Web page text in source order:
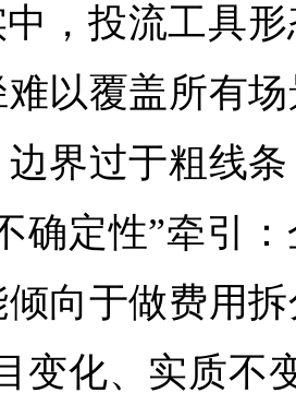
，投流工具
以覆盖所有
界过于粗线
确定性”牵引
倾向于做费用
变化、实质不